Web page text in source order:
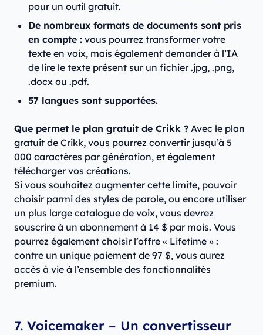
pour un outil gratuit.
De nombreux formats de documents sont pris
en compte : vous pourrez transformer votre
texte en voix, mais également demander à l’IA
de lire le texte présent sur un fichier .jpg, .png,
.docx ou .pdf.
57 langues sont supportées.
Que permet le plan gratuit de Crikk ? Avec le plan
gratuit de Crikk, vous pourrez convertir jusqu’à 5
000 caractères par génération, et également
télécharger vos créations.
Si vous souhaitez augmenter cette limite, pouvoir
choisir parmi des styles de parole, ou encore utiliser
un plus large catalogue de voix, vous devrez
souscrire à un abonnement à 14 $ par mois. Vous
pourrez également choisir l’offre « Lifetime » :
contre un unique paiement de 97 $, vous aurez
accès à vie à l’ensemble des fonctionnalités
premium.
7. Voicemaker – Un convertisseur